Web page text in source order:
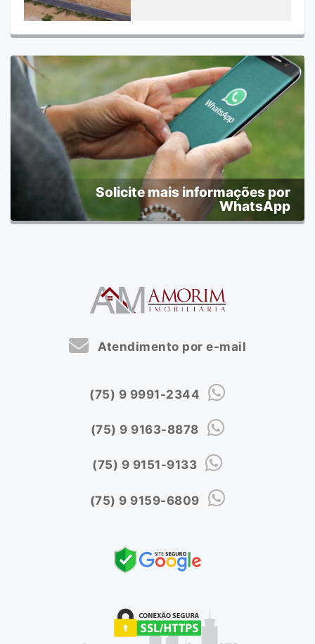
Solicite mais informações por
WhatsApp
Atendimento por e-mail
(75) 9 9991-2344
(75) 9 9163-8878
(75) 9 9151-9133
(75) 9 9159-6809